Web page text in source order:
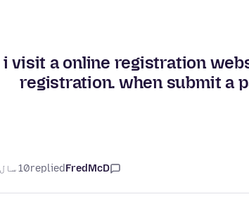
i visit a online registration
registration. when submit a
FredMcD
replied10 سال پہلے